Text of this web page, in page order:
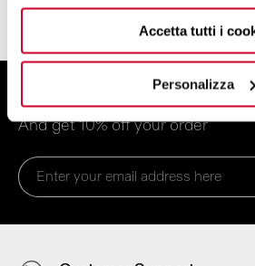
Accetta tutti i
Personalizza
SIGN UP FOR THE
And get 10% off your order